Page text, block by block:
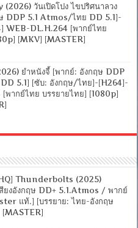
วันเปิดโปง ไขปริศนาลวง
DDP 5.1 Atmos/ไทย DD 5.1]-
WEB-DL.H.264 [พากย์ไทย
[MKV] [MASTER]
ยำหนังจี้ [พากย์: อังกฤษ DDP
5.1] [ซับ: อังกฤษ/ไทย]-[H264]-
พากย์ไทย บรรยายไทย] [1080p]
Thunderbolts (2025)
ยงอังกฤษ DD+ 5.1.Atmos / พากย์
แท้.] [บรรยาย: ไทย-อังกฤษ